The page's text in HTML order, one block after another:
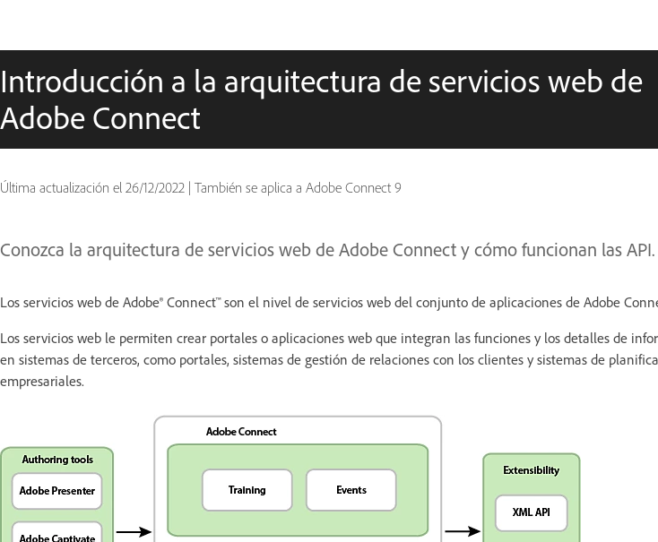
Introducción a la arquitectura de servicios web de
Adobe Connect
Última actualización el 26/12/2022 | También se aplica a Adobe Connect 9
Conozca la arquitectura de servicios web de Adobe Connect y cómo funcionan las API.
Los servicios web de Adobe® Connect™ son el nivel de servicios web del conjunto de aplicaciones de Adobe
Los servicios web le permiten crear portales o aplicaciones web que integran las funciones y los detalles de
en sistemas de terceros, como portales, sistemas de gestión de relaciones con los clientes y sistemas de
empresariales.